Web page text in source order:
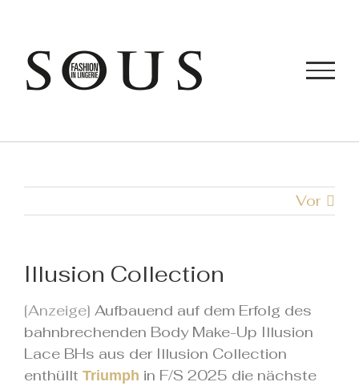
springen
Vor
Illusion Collection
[Anzeige] Aufbauend auf dem Erfolg des
bahnbrechenden Body Make-Up Illusion
Lace BHs aus der Illusion Collection
enthüllt Triumph in F/S 2025 die nächste